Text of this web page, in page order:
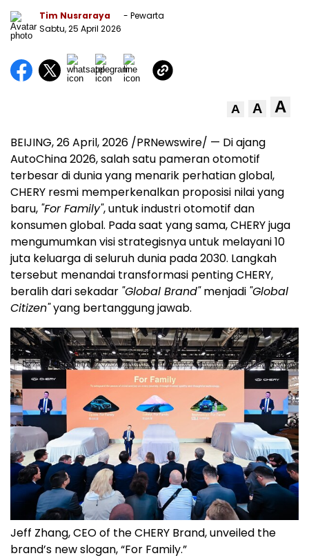
Tim Nusraraya
- Pewarta
Sabtu, 25 April 2026
A A A
BEIJING,26 April, 2026 /PRNewswire/ — Di ajang
AutoChina 2026, salah satu pameran otomotif
terbesar di dunia yang menarik perhatian global,
CHERY resmi memperkenalkan proposisi nilai yang
baru, "For Family", untuk industri otomotif dan
konsumen global. Pada saat yang sama, CHERY juga
mengumumkan visi strategisnya untuk melayani 10
juta keluarga di seluruh dunia pada 2030. Langkah
tersebut menandai transformasi penting CHERY,
beralih dari sekadar "Global Brand"menjadi "Global
Citizen"yang bertanggung jawab.
Jeff Zhang, CEO of the CHERY Brand, unveiled the
brand’s new slogan, “For Family.”